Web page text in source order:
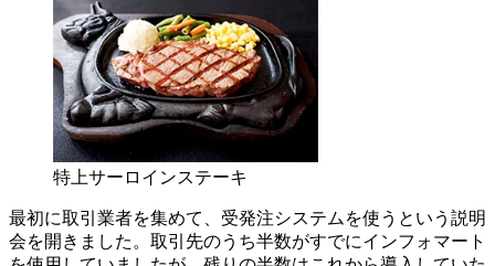
特上サーロインステーキ
最初に取引業者を集めて、受発注システムを使うという説明
会を開きました。取引先のうち半数がすでにインフォマート